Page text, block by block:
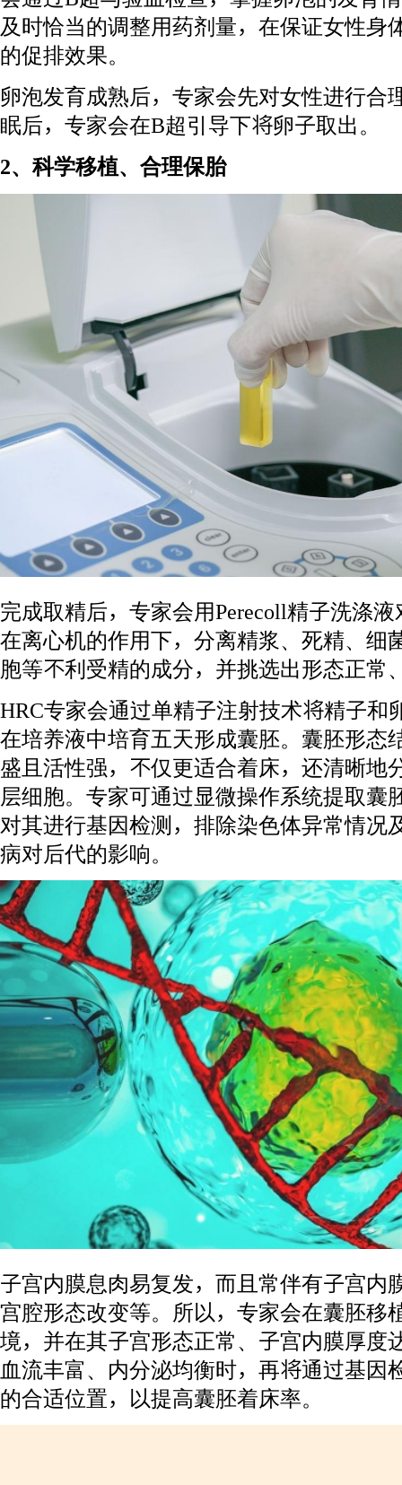
及时恰当的调整用药剂量，在保证女性身
的促排效果。
卵泡发育成熟后，专家会先对女性进行合
眠后，专家会在B超引导下将卵子取出。
2、科学移植、合理保胎
完成取精后，专家会用Perecoll精子洗涤
在离心机的作用下，分离精浆、死精、细
胞等不利受精的成分，并挑选出形态正常
HRC专家会通过单精子注射技术将精子和
在培养液中培育五天形成囊胚。囊胚形态
盛且活性强，不仅更适合着床，还清晰地
层细胞。专家可通过显微操作系统提取囊
对其进行基因检测，排除染色体异常情况
病对后代的影响。
子宫内膜息肉易复发，而且常伴有子宫内
宫腔形态改变等。所以，专家会在囊胚移
境，并在其子宫形态正常、子宫内膜厚度
血流丰富、内分泌均衡时，再将通过基因
的合适位置，以提高囊胚着床率。